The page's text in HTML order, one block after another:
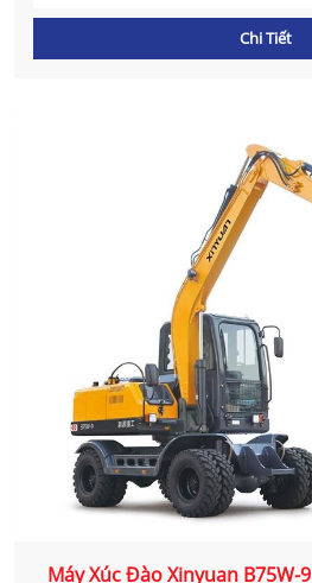
Chi Tiết
Máy Xúc Đào Xinyuan B75W-9